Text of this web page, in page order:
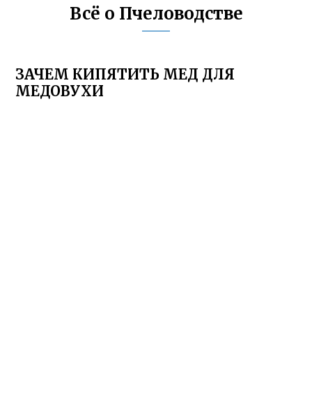
Всё о Пчеловодстве
ЗАЧЕМ КИПЯТИТЬ МЕД ДЛЯ
МЕДОВУХИ